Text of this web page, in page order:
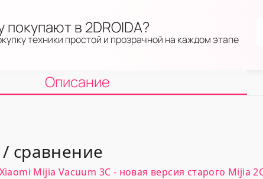
покупают в 2DROIDA?
техники простой и прозрачной на каждом этапе
Описание
сравнение
Mijia Vacuum 3C - новая версия старого Mijia